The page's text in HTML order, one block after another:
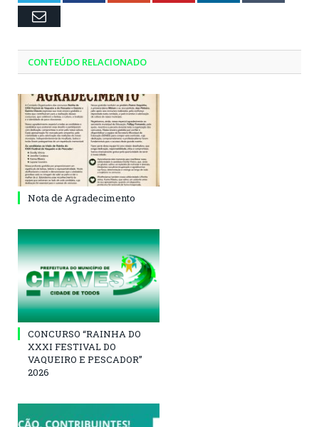
Email
CONTEÚDO RELACIONADO
Nota de Agradecimento
CONCURSO “RAINHA DO
XXXI FESTIVAL DO
VAQUEIRO E PESCADOR”
2026